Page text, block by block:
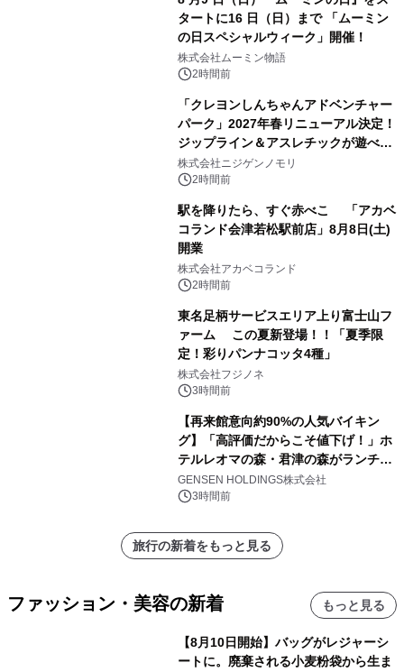
タートに16 日（日）まで 「ムーミン
の日スペシャルウィーク」開催！
株式会社ムーミン物語
2時間前
「クレヨンしんちゃんアドベンチャー
パーク」2027年春リニューアル決定！
ジップライン＆アスレチックが遊べる
のは今年が最後！ 「ラスト！ドキがム
ネムネ～大作戦！」始動
株式会社ニジゲンノモリ
2時間前
駅を降りたら、すぐ赤べこ 「アカベ
コランド会津若松駅前店」8月8日(土)
開業
株式会社アカベコランド
2時間前
東名足柄サービスエリア上り富士山フ
ァーム この夏新登場！！「夏季限
定！彩りパンナコッタ4種」
株式会社フジノネ
3時間前
【再来館意向約90%の人気バイキン
グ】「高評価だからこそ値下げ！」ホ
テルレオマの森・君津の森がランチバ
イキングの価格改定&繁忙日料金撤廃
を実施
GENSEN HOLDINGS株式会社
3時間前
旅行の新着をもっと見る
ファッション・美容の新着 もっと見る
【8月10日開始】バッグがレジャーシ
ートに。廃棄される小麦粉袋から生ま